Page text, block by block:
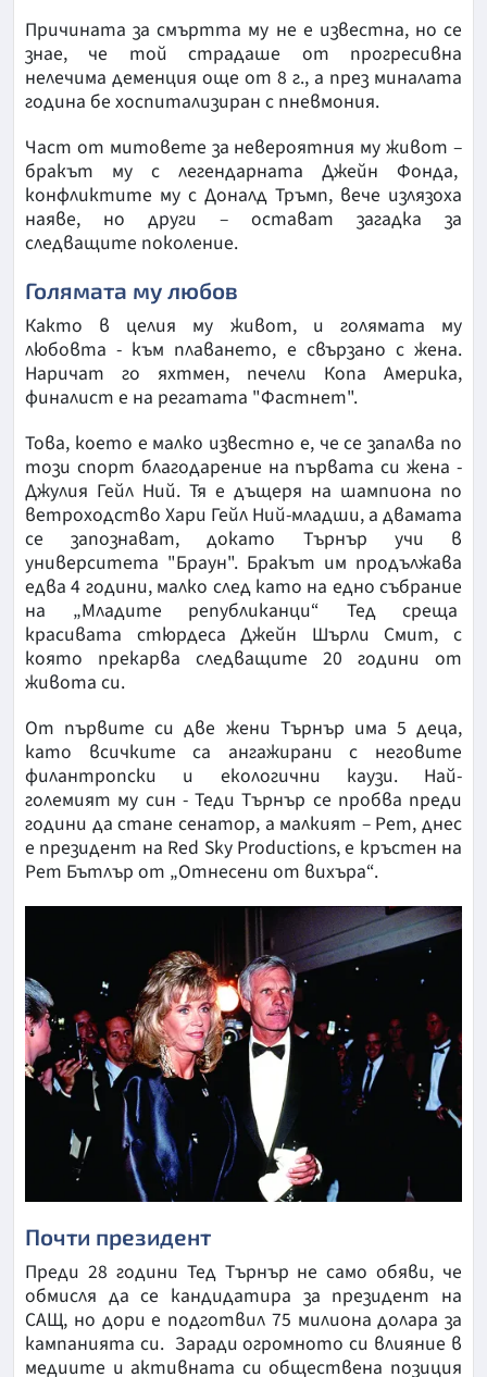
Причината за смъртта му не е известна, но се
знае, че той страдаше от прогресивна
нелечима деменция още от 8 г., а през миналата
година бе хоспитализиран с пневмония.
Част от митовете за невероятния му живот –
бракът му с легендарната Джейн Фонда,
конфликтите му с Доналд Тръмп, вече излязоха
наяве, но други – остават загадка за
следващите поколение.
Голямата му любов
Както в целия му живот, и голямата му
любовта - към плаването, е свързано с жена.
Наричат го яхтмен, печели Копа Америка,
финалист е на регатата "Фастнет".
Това, което е малко известно е, че се запалва по
този спорт благодарение на първата си жена -
Джулия Гейл Ний. Тя е дъщеря на шампиона по
ветроходство Хари Гейл Ний-младши, а двамата
се запознават, докато Търнър учи в
университета "Браун". Бракът им продължава
едва 4 години, малко след като на едно събрание
на „Младите републиканци“ Тед среща
красивата стюрдеса Джейн Шърли Смит, с
която прекарва следващите 20 години от
живота си.
От първите си две жени Търнър има 5 деца,
като всичките са ангажирани с неговите
филантропски и екологични каузи. Най-
големият му син - Теди Търнър се пробва преди
години да стане сенатор, а малкият – Рет, днес
е президент на Red Sky Productions, е кръстен на
Рет Бътлър от „Отнесени от вихъра“.
Почти президент
Преди 28 години Тед Търнър не само обяви, че
обмисля да се кандидатира за президент на
САЩ, но дори е подготвил 75 милиона долара за
кампанията си. Заради огромното си влияние в
медиите и активната си обществена позиция